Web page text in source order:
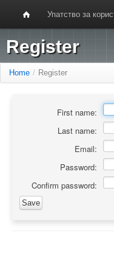
Упатство за
Register
Home / Register
First name:
Last name:
Email:
Password:
Confirm password: